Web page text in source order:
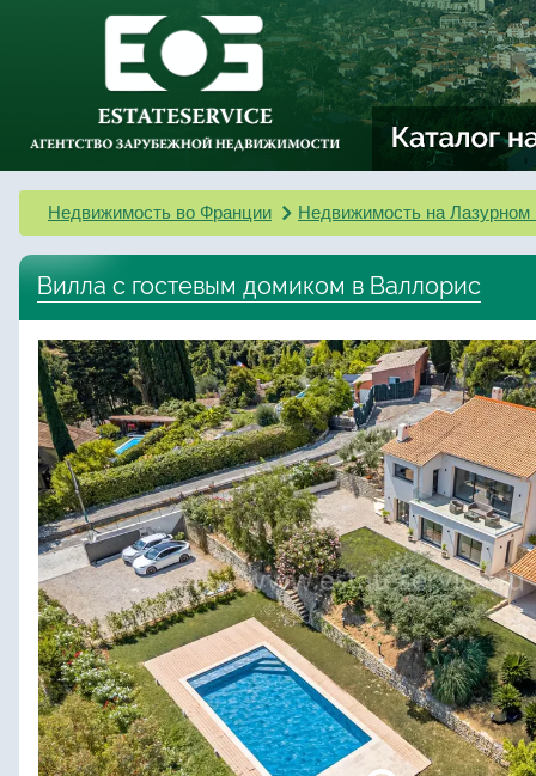
Недвижимость во Франции Недвижимость на Лазурном
Вилла с гостевым домиком в Валлорис